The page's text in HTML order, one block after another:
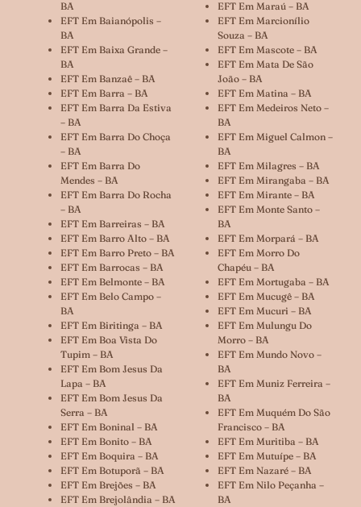
BA
EFT Em Baianópolis –
BA
EFT Em Baixa Grande –
BA
EFT Em Banzaê – BA
EFT Em Barra – BA
EFT Em Barra Da Estiva
– BA
EFT Em Barra Do Choça
– BA
EFT Em Barra Do
Mendes – BA
EFT Em Barra Do Rocha
– BA
EFT Em Barreiras – BA
EFT Em Barro Alto – BA
EFT Em Barro Preto – BA
EFT Em Barrocas – BA
EFT Em Belmonte – BA
EFT Em Belo Campo –
BA
EFT Em Biritinga – BA
EFT Em Boa Vista Do
Tupim – BA
EFT Em Bom Jesus Da
Lapa – BA
EFT Em Bom Jesus Da
Serra – BA
EFT Em Boninal – BA
EFT Em Bonito – BA
EFT Em Boquira – BA
EFT Em Botuporã – BA
EFT Em Brejões – BA
EFT Em Brejolândia – BA
EFT Em Maraú – BA
EFT Em Marcionílio
Souza – BA
EFT Em Mascote – BA
EFT Em Mata De São
João – BA
EFT Em Matina – BA
EFT Em Medeiros Neto –
BA
EFT Em Miguel Calmon –
BA
EFT Em Milagres – BA
EFT Em Mirangaba – BA
EFT Em Mirante – BA
EFT Em Monte Santo –
BA
EFT Em Morpará – BA
EFT Em Morro Do
Chapéu – BA
EFT Em Mortugaba – BA
EFT Em Mucugê – BA
EFT Em Mucuri – BA
EFT Em Mulungu Do
Morro – BA
EFT Em Mundo Novo –
BA
EFT Em Muniz Ferreira –
BA
EFT Em Muquém Do São
Francisco – BA
EFT Em Muritiba – BA
EFT Em Mutuípe – BA
EFT Em Nazaré – BA
EFT Em Nilo Peçanha –
BA